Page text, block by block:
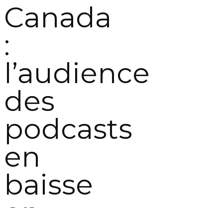
Canada
:
l’audience
des
podcasts
en
baisse